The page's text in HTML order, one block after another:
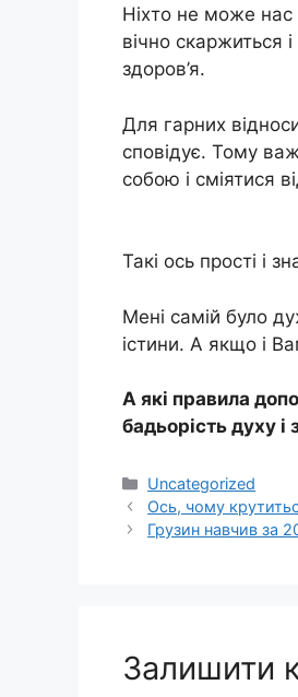
Ніхто не може
вічно скаржиться
здоров’я.
Для гарних
сповідує. Тому
собою і сміятися
Такі ось прості і
Мені самій було
істини. А якщо і
А які правила
бадьорість духу
Категорії
Uncategorized
Ось, чому
Грузин навчив за
Залишити